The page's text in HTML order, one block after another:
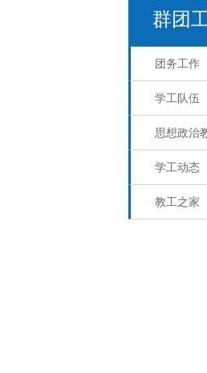
群团
团务工作
学工队伍
思想政治
学工动态
教工之家